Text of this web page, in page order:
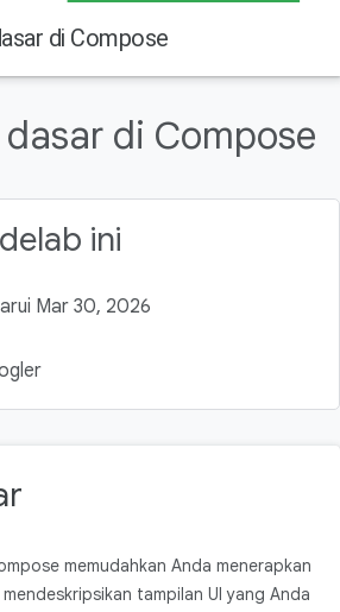
di Compose
di Compose
ini
Mar 30, 2026
memudahkan Anda menerapkan
tampilan UI yang Anda